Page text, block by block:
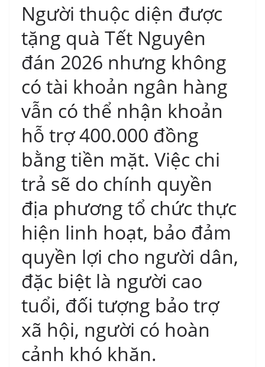
Người thuộc diện được
tặng quà Tết Nguyên
đán 2026 nhưng không
có tài khoản ngân hàng
vẫn có thể nhận khoản
hỗ trợ 400.000 đồng
bằng tiền mặt. Việc chi
trả sẽ do chính quyền
địa phương tổ chức thực
hiện linh hoạt, bảo đảm
quyền lợi cho người dân,
đặc biệt là người cao
tuổi, đối tượng bảo trợ
xã hội, người có hoàn
cảnh khó khăn.